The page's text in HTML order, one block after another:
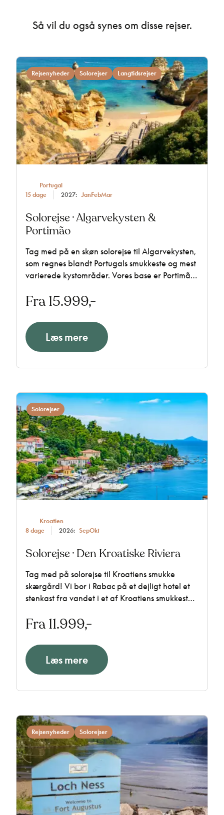
Så vil du også synes om disse rejser.
Rejsenyheder Solorejser Langtidsrejser
Portugal
15 dage
2027: JanFebMar
Solorejse · Algarvekysten &
Portimão
Tag med på en skøn solorejse til Algarvekysten,
som regnes blandt Portugals smukkeste og mest
varierede kystområder. Vores base er Portimão,
over kystlandskabet. Vi har inkluderet
Fra 15.999,-
Læs mere
Solorejser
Kroatien
8 dage
2026: SepOkt
Solorejse · Den Kroatiske Riviera
Tag med på solorejse til Kroatiens smukke
skærgård! Vi bor i Rabac på et dejligt hotel et
stenkast fra vandet i et af Kroatiens smukkeste
Centraleuropas elegance med Middelhavets
spændende udflugtsprogram til dig, som vil
have store oplevelser i godt selskab med andre
solorejsende.
Fra 11.999,-
Læs mere
Rejsenyheder Solorejser